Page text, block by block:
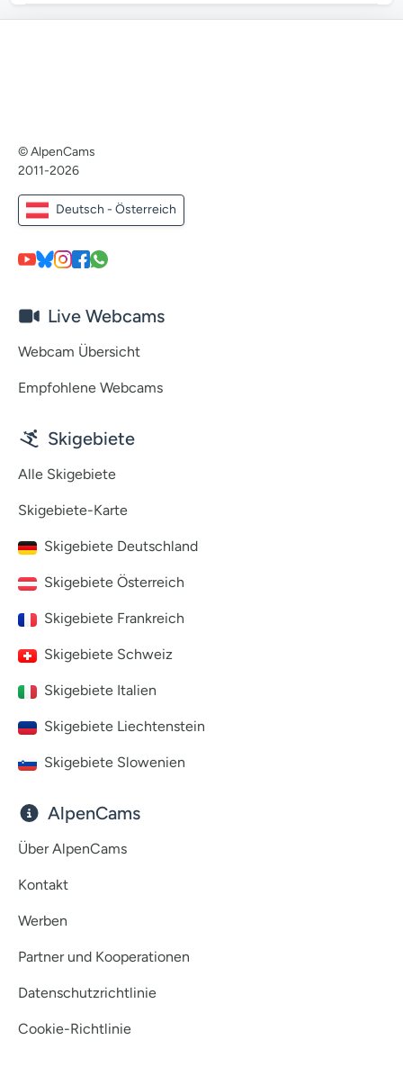
© AlpenCams
2011-2026
Deutsch - Österreich
Live Webcams
Webcam Übersicht
Empfohlene Webcams
Skigebiete
Alle Skigebiete
Skigebiete-Karte
Skigebiete Deutschland
Skigebiete Österreich
Skigebiete Frankreich
Skigebiete Schweiz
Skigebiete Italien
Skigebiete Liechtenstein
Skigebiete Slowenien
AlpenCams
Über AlpenCams
Kontakt
Werben
Partner und Kooperationen
Datenschutzrichtlinie
Cookie-Richtlinie